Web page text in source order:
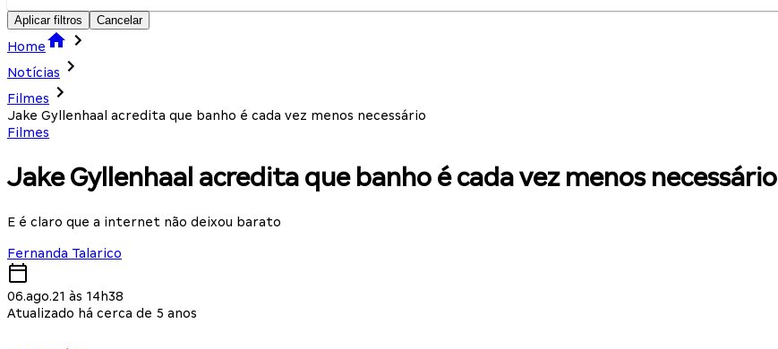
Aplicar filtros Cancelar
Home
Notícias
Filmes
Jake Gyllenhaal acredita que banho é cada vez menos necessário
Filmes
Jake Gyllenhaal acredita que banho é cada vez menos necessário
E é claro que a internet não deixou barato
Fernanda Talarico
06.ago.21 às 14h38
Atualizado há cerca de 5 anos